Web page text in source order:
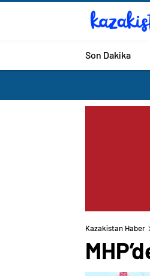
Son Dakika
Kazakistan Haber